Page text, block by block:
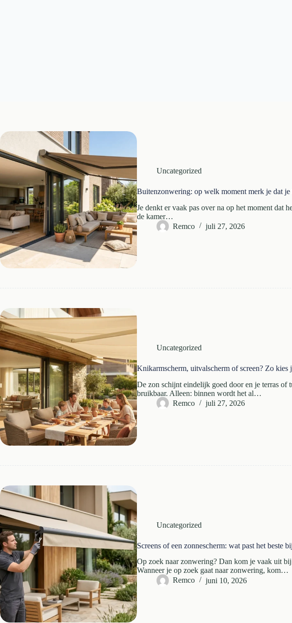
Uncategorized
Buitenzonwering: op welk moment merk je dat je
Je denkt er vaak pas over na op het moment dat
de kamer…
Remco
juli 27, 2026
Uncategorized
Knikarmscherm, uitvalscherm of screen? Zo kies
De zon schijnt eindelijk goed door en je terras of
bruikbaar. Alleen: binnen wordt het al…
Remco
juli 27, 2026
Uncategorized
Screens of een zonnescherm: wat past het beste
Op zoek naar zonwering? Dan kom je vaak uit bij
Wanneer je op zoek gaat naar zonwering, kom…
Remco
juni 10, 2026